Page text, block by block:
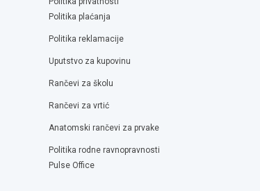
Politika plaćanja
Politika reklamacije
Uputstvo za kupovinu
Rančevi za školu
Rančevi za vrtić
Anatomski rančevi za prvake
Politika rodne ravnopravnosti
Pulse Office